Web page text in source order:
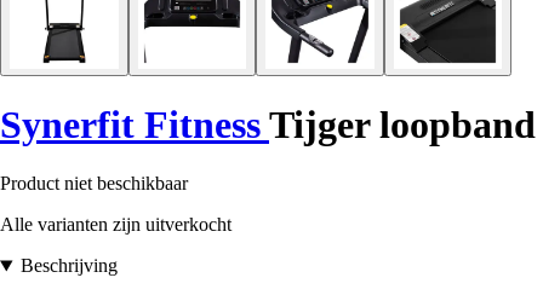
Synerfit FitnessTijger loopband
Product niet beschikbaar
Alle varianten zijn uitverkocht
Beschrijving